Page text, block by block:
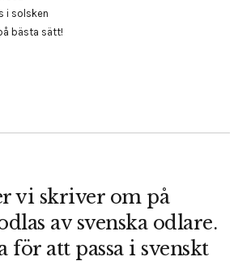
i solsken
bästa sätt!
vi skriver om på
av svenska odlare.
för att passa i svenskt